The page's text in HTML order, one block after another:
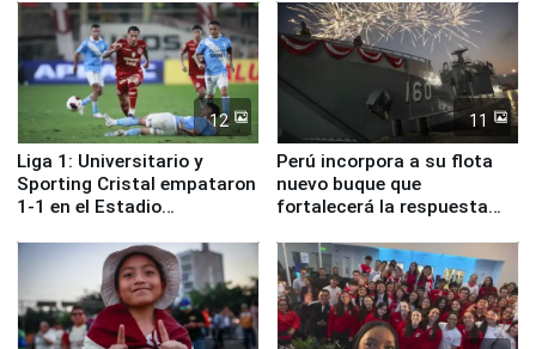
12
Liga 1: Universitario y
Sporting Cristal empataron
1-1 en el Estadio
11
Perú incorpora a su flota
nuevo buque que
fortalecerá la respuesta